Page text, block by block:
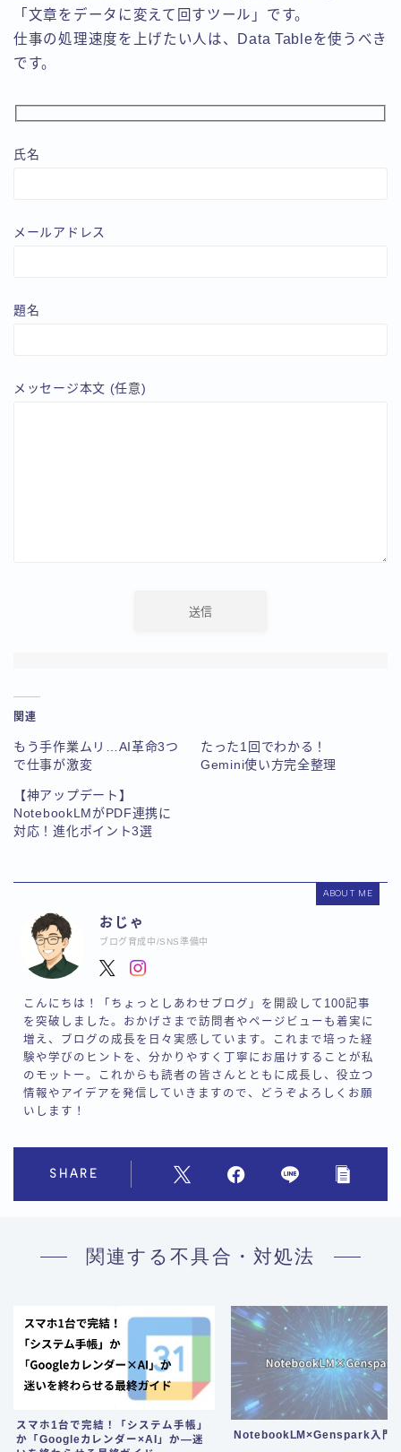
「文章をデータに変えて回すツール」です。
仕事の処理速度を上げたい人は、Data Tableを使うべき
です。
氏名
メールアドレス
題名
メッセージ本文 (任意)
関連
もう手作業ムリ…AI革命3つ
で仕事が激変
たった1回でわかる！
Gemini使い方完全整理
【神アップデート】
NotebookLMがPDF連携に
対応！進化ポイント3選
ABOUT ME
おじゃ
ブログ育成中/SNS準備中
こんにちは！「ちょっとしあわせブログ」を開設して100記事
を突破しました。おかげさまで訪問者やページビューも着実に
増え、ブログの成長を日々実感しています。これまで培った経
験や学びのヒントを、分かりやすく丁寧にお届けすることが私
のモットー。これからも読者の皆さんとともに成長し、役立つ
情報やアイデアを発信していきますので、どうぞよろしくお願
いします！
SHARE
関連する不具合・対処法
スマホ1台で完結！「システム手帳」
か「Googleカレンダー×AI」か—迷
NotebookLM×Genspark入門